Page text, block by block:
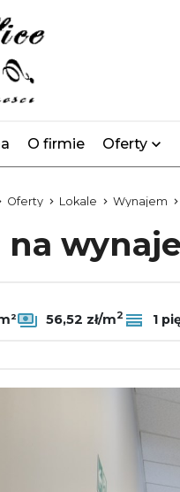
O firmie Oferty
Oferty Lokale Wynajem
na
56,52 zł/m2 1